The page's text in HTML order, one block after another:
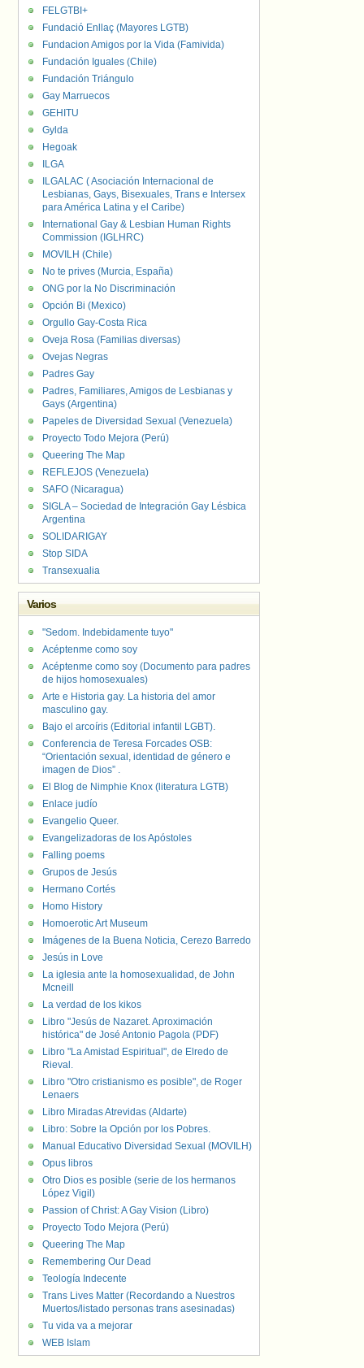
FELGTBI+
Fundació Enllaç (Mayores LGTB)
Fundacion Amigos por la Vida (Famivida)
Fundación Iguales (Chile)
Fundación Triángulo
Gay Marruecos
GEHITU
Gylda
Hegoak
ILGA
ILGALAC ( Asociación Internacional de
Lesbianas, Gays, Bisexuales, Trans e Intersex
para América Latina y el Caribe)
International Gay & Lesbian Human Rights
Commission (IGLHRC)
MOVILH (Chile)
No te prives (Murcia, España)
ONG por la No Discriminación
Opción Bi (Mexico)
Orgullo Gay-Costa Rica
Oveja Rosa (Familias diversas)
Ovejas Negras
Padres Gay
Padres, Familiares, Amigos de Lesbianas y
Gays (Argentina)
Papeles de Diversidad Sexual (Venezuela)
Proyecto Todo Mejora (Perú)
Queering The Map
REFLEJOS (Venezuela)
SAFO (Nicaragua)
SIGLA – Sociedad de Integración Gay Lésbica
Argentina
SOLIDARIGAY
Stop SIDA
Transexualia
Varios
"Sedom. Indebidamente tuyo"
Acéptenme como soy
Acéptenme como soy (Documento para padres
de hijos homosexuales)
Arte e Historia gay. La historia del amor
masculino gay.
Bajo el arcoíris (Editorial infantil LGBT).
Conferencia de Teresa Forcades OSB:
“Orientación sexual, identidad de género e
imagen de Dios” .
El Blog de Nimphie Knox (literatura LGTB)
Enlace judío
Evangelio Queer.
Evangelizadoras de los Apóstoles
Falling poems
Grupos de Jesús
Hermano Cortés
Homo History
Homoerotic Art Museum
Imágenes de la Buena Noticia, Cerezo Barredo
Jesús in Love
La iglesia ante la homosexualidad, de John
Mcneill
La verdad de los kikos
Libro "Jesús de Nazaret. Aproximación
histórica" de José Antonio Pagola (PDF)
Libro "La Amistad Espiritual", de Elredo de
Rieval.
Libro "Otro cristianismo es posible", de Roger
Lenaers
Libro Miradas Atrevidas (Aldarte)
Libro: Sobre la Opción por los Pobres.
Manual Educativo Diversidad Sexual (MOVILH)
Opus libros
Otro Dios es posible (serie de los hermanos
López Vigil)
Passion of Christ: A Gay Vision (Libro)
Proyecto Todo Mejora (Perú)
Queering The Map
Remembering Our Dead
Teología Indecente
Trans Lives Matter (Recordando a Nuestros
Muertos/listado personas trans asesinadas)
Tu vida va a mejorar
WEB Islam